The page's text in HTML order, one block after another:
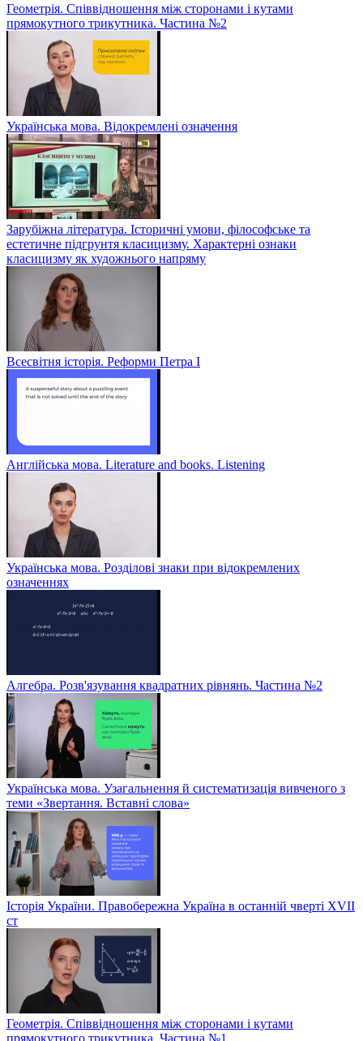
Геометрія. Співвідношення між сторонами і кутами
прямокутного трикутника. Частина №2
Українська мова. Відокремлені означення
Зарубіжна література. Історичні умови, філософське та
естетичне підгрунтя класицизму. Характерні ознаки
класицизму як художнього напряму
Всесвітня історія. Реформи Петра І
Англійська мова. Literature and books. Listening
Українська мова. Розділові знаки при відокремлених
означеннях
Алгебра. Розв'язування квадратних рівнянь. Частина №2
Українська мова. Узагальнення й систематизація вивченого з
теми «Звертання. Вставні слова»
Історія України. Правобережна Україна в останній чверті XVII
ст
Геометрія. Співвідношення між сторонами і кутами
прямокутного трикутника. Частина №1